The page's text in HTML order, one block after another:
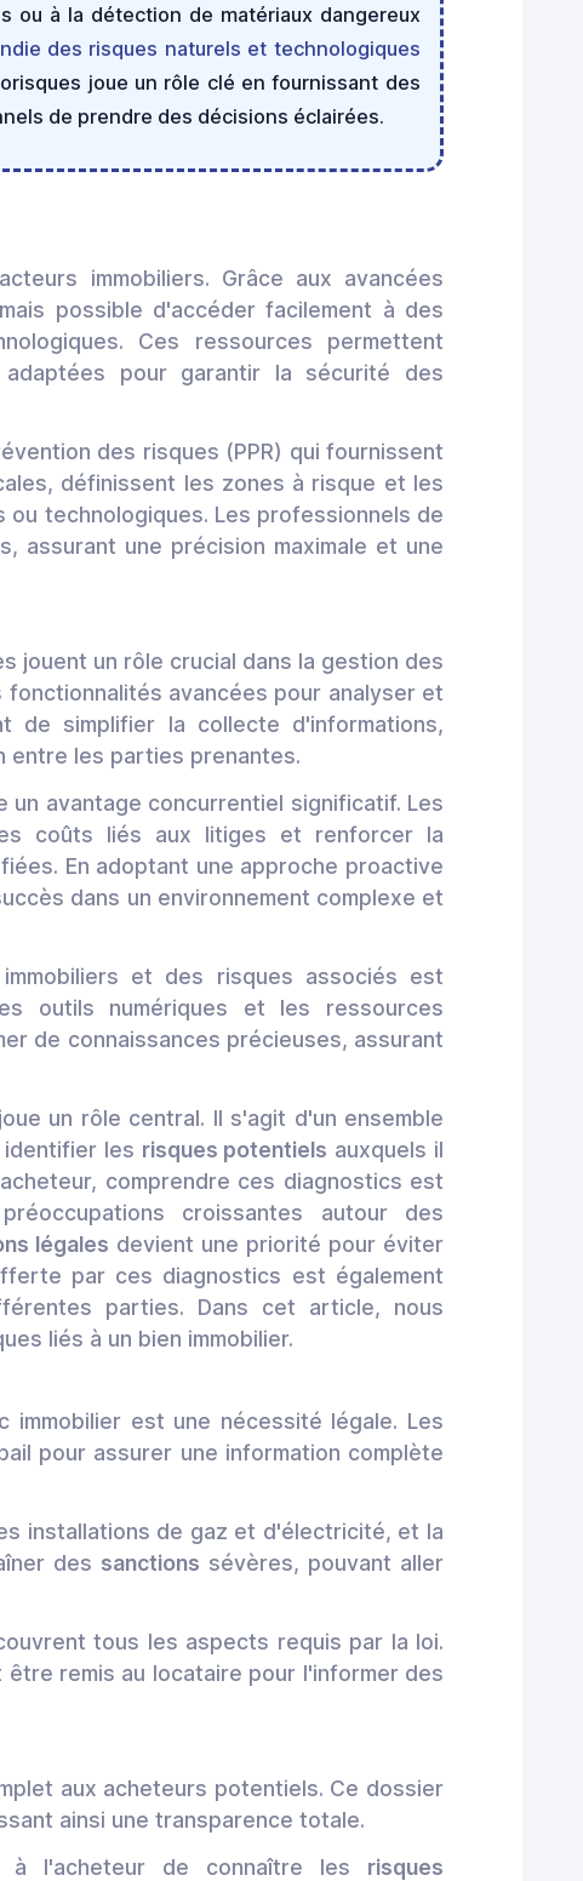
ou à la détection de matériaux dangereux
des risques naturels et technologiques
joue un rôle clé en fournissant des
de prendre des décisions éclairées.
immobiliers. Grâce aux avancées
possible d'accéder facilement à des
Ces ressources permettent
pour garantir la sécurité des
des risques (PPR) qui fournissent
définissent les zones à risque et les
technologiques. Les professionnels de
assurant une précision maximale et une
jouent un rôle crucial dans la gestion des
avancées pour analyser et
de simplifier la collecte d'informations,
entre les parties prenantes.
avantage concurrentiel significatif. Les
coûts liés aux litiges et renforcer la
En adoptant une approche proactive
dans un environnement complexe et
et des risques associés est
outils numériques et les ressources
de connaissances précieuses, assurant
joue un rôle central. Il s'agit d'un ensemble
les risques potentiels auxquels il
comprendre ces diagnostics est
croissantes autour des
légales devient une priorité pour éviter
par ces diagnostics est également
parties. Dans cet article, nous
liés à un bien immobilier.
est une nécessité légale. Les
pour assurer une information complète
installations de gaz et d'électricité, et la
des sanctions sévères, pouvant aller
tous les aspects requis par la loi.
remis au locataire pour l'informer des
aux acheteurs potentiels. Ce dossier
ainsi une transparence totale.
à l'acheteur de connaître les risques